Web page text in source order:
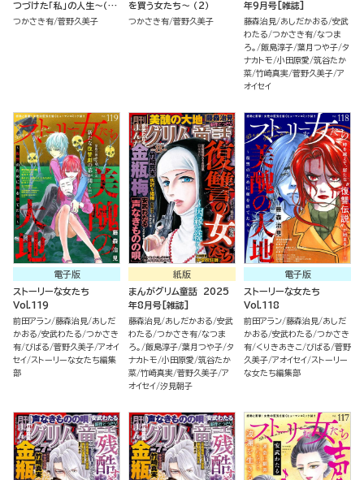
つづけた「私」の人生～（分
冊版）
つかさき有 菅野久美子
を買う女たち～ （2）
つかさき有 菅野久美子
年9月号[雑誌]
藤森治見 あしだかおる 安武
わたる つかさき有 なつま
ろ。
飯島淳子 葉月つや子 タ
ナカトモ 小田原愛 筑谷たか
菜 竹崎真実 菅野久美子 ア
オイセイ
電子版
ストーリーな女たち
Vol.119
前田アラン 藤森治見 あしだ
かおる 安武わたる つかさき
有 びばる 菅野久美子 アオイ
セイ ストーリーな女たち編集
部
紙版
まんがグリム童話 2025
年8月号[雑誌]
藤森治見 あしだかおる 安武
わたる つかさき有 なつま
ろ。
飯島淳子 葉月つや子 タ
ナカトモ 小田原愛 筑谷たか
菜 竹崎真実 菅野久美子 ア
オイセイ 汐見朝子
電子版
ストーリーな女たち
Vol.118
前田アラン 藤森治見 あしだ
かおる 安武わたる つかさき
有 くりきあきこ びばる 菅野
久美子 アオイセイ ストーリー
な女たち編集部